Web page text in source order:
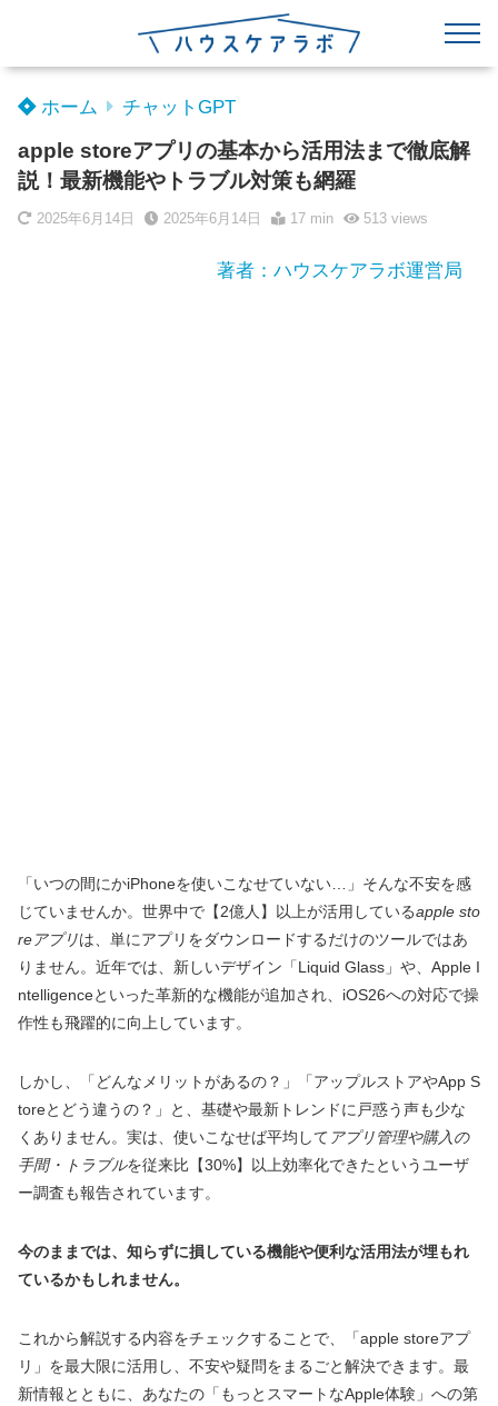
ホーム チャットGPT
apple storeアプリの基本から活用法まで徹底解
説！最新機能やトラブル対策も網羅
2025年6月14日 2025年6月14日 17 min 513views
著者：ハウスケアラボ運営局
「いつの間にかiPhoneを使いこなせていない…」そんな不安を感
じていませんか。世界中で【2億人】以上が活用しているapple sto
reアプリは、単にアプリをダウンロードするだけのツールではあ
りません。近年では、新しいデザイン「Liquid Glass」や、Apple I
ntelligenceといった革新的な機能が追加され、iOS26への対応で操
作性も飛躍的に向上しています。
しかし、「どんなメリットがあるの？」「アップルストアやApp S
toreとどう違うの？」と、基礎や最新トレンドに戸惑う声も少な
くありません。実は、使いこなせば平均して アプリ管理や購入の
手間・トラブルを従来比【30%】以上効率化できたというユーザ
ー調査も報告されています。
今のままでは、知らずに損している機能や便利な活用法が埋もれ
ているかもしれません。
これから解説する内容をチェックすることで、「apple storeアプ
リ」を最大限に活用し、不安や疑問をまるごと解決できます。最
新情報とともに、あなたの「もっとスマートなApple体験」への第